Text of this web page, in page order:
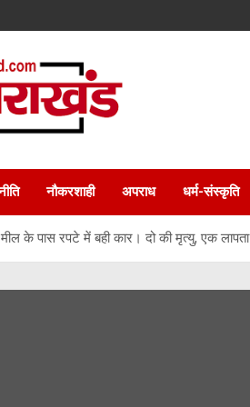
नौकरशाही अपराध धर्म-संस्कृति
मील के पास रपटे में बही कार। दो की मृत्यु, एक लापता